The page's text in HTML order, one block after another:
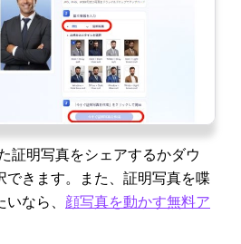
証明写真をシェアするかダウ
できます。また、証明写真を喋
なら、 顔写真を動かす無料ア